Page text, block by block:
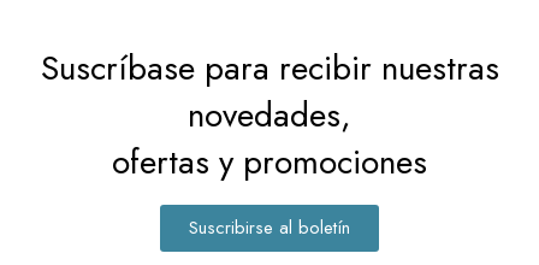
Suscríbase para recibir nuestras
novedades,
ofertas y promociones
Suscribirse al boletín